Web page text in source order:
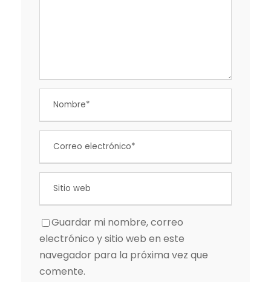
Guardar mi nombre, correo
electrónico y sitio web en este
navegador para la próxima vez que
comente.